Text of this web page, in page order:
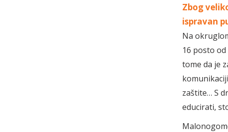
Zbog
ispravan
Na
16 posto
tome da je
zaštite… S
educirati,